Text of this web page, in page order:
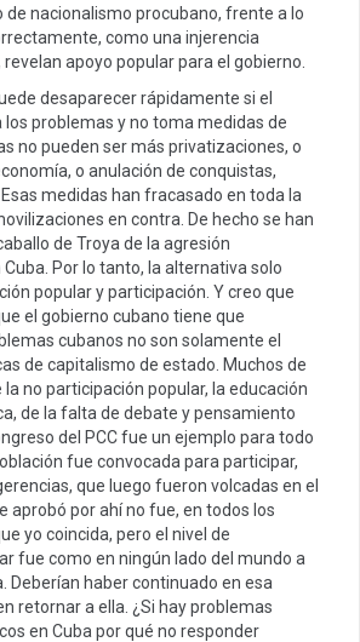
nacionalismo procubano, frente a lo
como una injerencia
apoyo popular para el gobierno.
desaparecer rápidamente si el
los problemas y no toma medidas de
no pueden ser más privatizaciones, o
o anulación de conquistas,
medidas han fracasado en toda la
en contra. De hecho se han
de Troya de la agresión
Por lo tanto, la alternativa solo
popular y participación. Y creo que
el gobierno cubano tiene que
cubanos no son solamente el
de capitalismo de estado. Muchos de
no participación popular, la educación
de la falta de debate y pensamiento
del PCC fue un ejemplo para todo
fue convocada para participar,
que luego fueron volcadas en el
aprobó por ahí no fue, en todos los
yo coincida, pero el nivel de
fue como en ningún lado del mundo a
Deberían haber continuado en esa
retornar a ella. ¿Si hay problemas
en Cuba por qué no responder